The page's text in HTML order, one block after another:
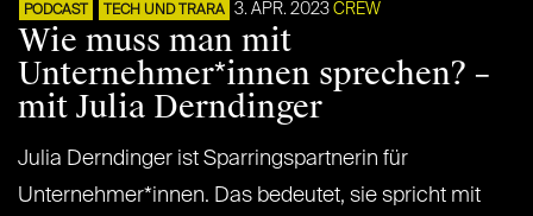
PODCAST TECH UND TRARA 3. APR. 2023 CREW
Wie muss man mit
Unternehmer*innen sprechen? –
mit Julia Derndinger
Julia Derndinger ist Sparringspartnerin für
Unternehmer*innen. Das bedeutet, sie spricht mit